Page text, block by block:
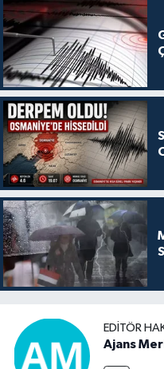
EDITÖR
Ajans